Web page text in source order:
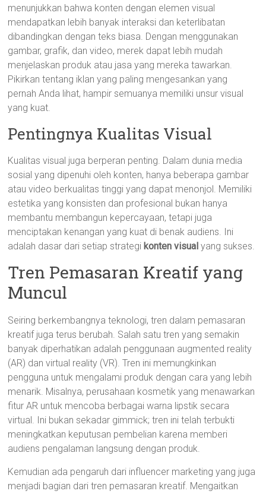
menunjukkan bahwa konten dengan elemen visual
mendapatkan lebih banyak interaksi dan keterlibatan
dibandingkan dengan teks biasa. Dengan menggunakan
gambar, grafik, dan video, merek dapat lebih mudah
menjelaskan produk atau jasa yang mereka tawarkan.
Pikirkan tentang iklan yang paling mengesankan yang
pernah Anda lihat, hampir semuanya memiliki unsur visual
yang kuat.
Pentingnya Kualitas Visual
Kualitas visual juga berperan penting. Dalam dunia media
sosial yang dipenuhi oleh konten, hanya beberapa gambar
atau video berkualitas tinggi yang dapat menonjol. Memiliki
estetika yang konsisten dan profesional bukan hanya
membantu membangun kepercayaan, tetapi juga
menciptakan kenangan yang kuat di benak audiens. Ini
adalah dasar dari setiap strategi konten visual yang sukses.
Tren Pemasaran Kreatif yang
Muncul
Seiring berkembangnya teknologi, tren dalam pemasaran
kreatif juga terus berubah. Salah satu tren yang semakin
banyak diperhatikan adalah penggunaan augmented reality
(AR) dan virtual reality (VR). Tren ini memungkinkan
pengguna untuk mengalami produk dengan cara yang lebih
menarik. Misalnya, perusahaan kosmetik yang menawarkan
fitur AR untuk mencoba berbagai warna lipstik secara
virtual. Ini bukan sekadar gimmick; tren ini telah terbukti
meningkatkan keputusan pembelian karena memberi
audiens pengalaman langsung dengan produk.
Kemudian ada pengaruh dari influencer marketing yang juga
menjadi bagian dari tren pemasaran kreatif. Mengaitkan